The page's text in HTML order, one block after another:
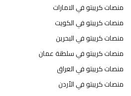
منصات كريبتو في الامارات
منصات كريبتو في الكويت
منصات كريبتو في البحرين
منصات كريبتو في سلطنة عمان
منصات كريبتو في العراق
منصات كريبتو في الأردن